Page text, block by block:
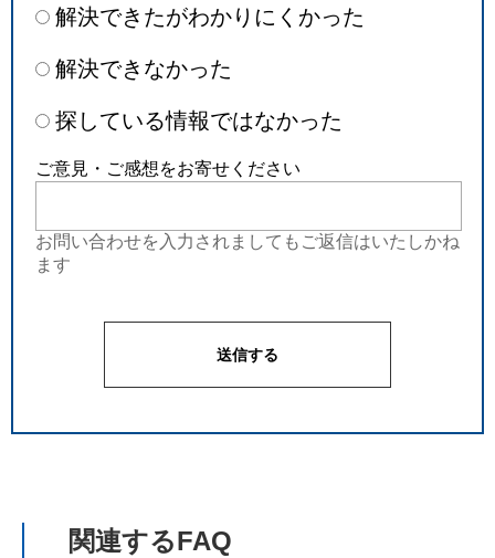
解決できたがわかりにくかった
解決できなかった
探している情報ではなかった
ご意見・ご感想をお寄せください
お問い合わせを入力されましてもご返信はいたしかね
ます
関連するFAQ